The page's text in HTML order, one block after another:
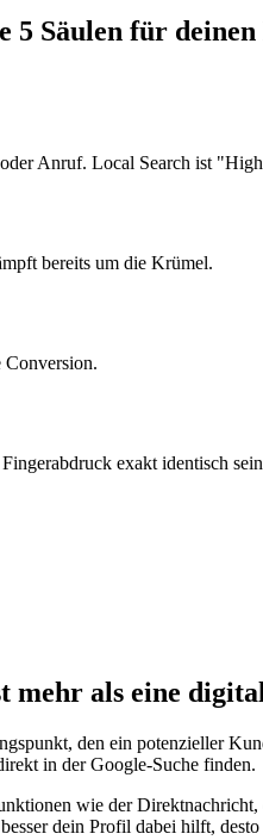
5 Säulen für
Anruf. Local Search ist
bereits um die Krümel.
Conversion.
exakt identisch
mehr als eine
den ein potenzieller
in der Google-Suche finden.
wie der
dein Profil dabei hilft,